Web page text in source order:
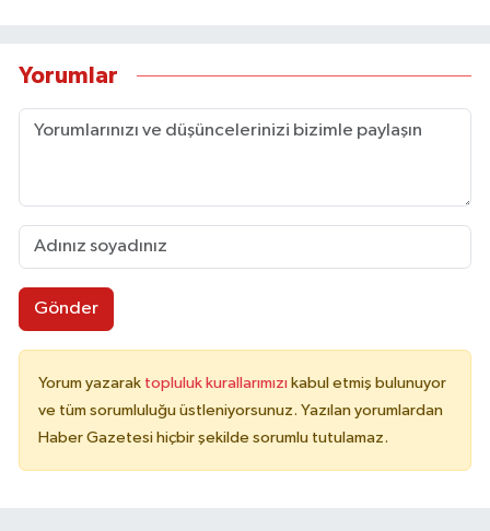
Yorumlar
Gönder
Yorum yazarak topluluk kurallarımızı kabul etmiş bulunuyor
ve tüm sorumluluğu üstleniyorsunuz. Yazılan yorumlardan
Haber Gazetesi hiçbir şekilde sorumlu tutulamaz.